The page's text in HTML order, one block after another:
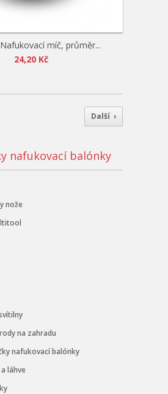
míč, průměr...
24,20 Kč
Další ›
nafukovací balónky
nože
na zahradu
nafukovací balónky
láhve